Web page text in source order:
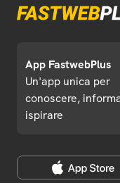
App FastwebPlus
Un'app unica per
conoscere,
ispirare